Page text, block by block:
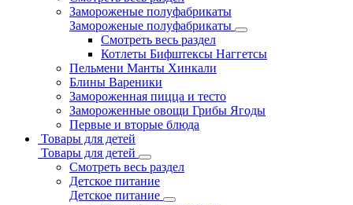
Замороженые полуфабрикаты
Замороженые полуфабрикаты
Смотреть весь раздел
Котлеты Бифштексы Наггетсы
Пельмени Манты Хинкали
Блины Вареники
Замороженная пицца и тесто
Замороженные овощи Грибы Ягоды
Первые и вторые блюда
Товары для детей
Товары для детей
Смотреть весь раздел
Детское питание
Детское питание